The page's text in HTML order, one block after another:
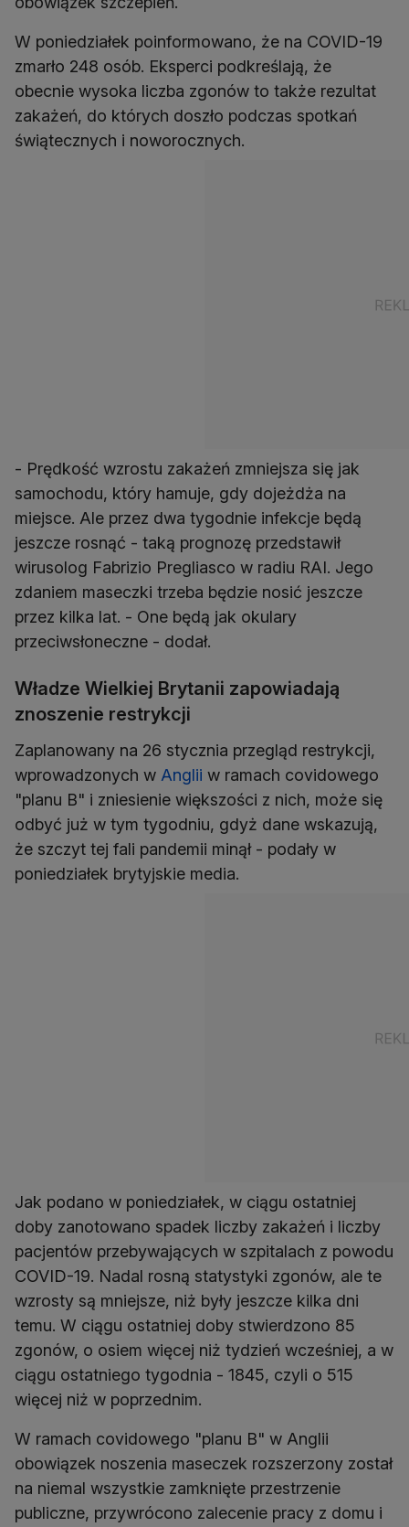
W poniedziałek poinformowano, że na COVID-19
zmarło 248 osób. Eksperci podkreślają, że
obecnie wysoka liczba zgonów to także rezultat
zakażeń, do których doszło podczas spotkań
świątecznych i noworocznych.
- Prędkość wzrostu zakażeń zmniejsza się jak
samochodu, który hamuje, gdy dojeżdża na
miejsce. Ale przez dwa tygodnie infekcje będą
jeszcze rosnąć - taką prognozę przedstawił
wirusolog Fabrizio Pregliasco w radiu RAI. Jego
zdaniem maseczki trzeba będzie nosić jeszcze
przez kilka lat. - One będą jak okulary
przeciwsłoneczne - dodał.
Władze Wielkiej Brytanii zapowiadają
znoszenie restrykcji
Zaplanowany na 26 stycznia przegląd restrykcji,
wprowadzonych w Anglii w ramach covidowego
"planu B" i zniesienie większości z nich, może się
odbyć już w tym tygodniu, gdyż dane wskazują,
że szczyt tej fali pandemii minął - podały w
poniedziałek brytyjskie media.
Jak podano w poniedziałek, w ciągu ostatniej
doby zanotowano spadek liczby zakażeń i liczby
pacjentów przebywających w szpitalach z powodu
COVID-19. Nadal rosną statystyki zgonów, ale te
wzrosty są mniejsze, niż były jeszcze kilka dni
temu. W ciągu ostatniej doby stwierdzono 85
zgonów, o osiem więcej niż tydzień wcześniej, a w
ciągu ostatniego tygodnia - 1845, czyli o 515
więcej niż w poprzednim.
W ramach covidowego "planu B" w Anglii
obowiązek noszenia maseczek rozszerzony został
na niemal wszystkie zamknięte przestrzenie
publiczne, przywrócono zalecenie pracy z domu i